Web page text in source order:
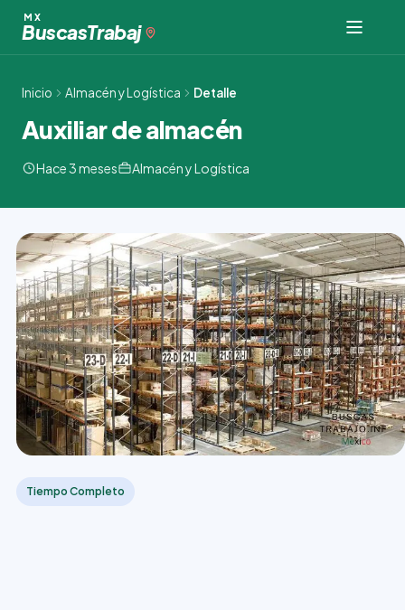
contenido
MX
BuscasTrabaj
Inicio Almacén y Logística Detalle
Auxiliar de almacén
Hace 3 meses Almacén y Logística
Tiempo Completo